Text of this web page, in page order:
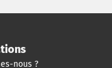
nous ?